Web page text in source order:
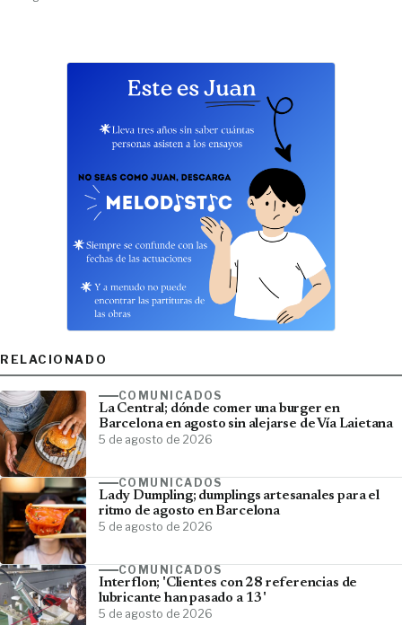
RELACIONADO
COMUNICADOS
La Central; dónde comer una burger en
Barcelona en agosto sin alejarse de Vía Laietana
5 de agosto de 2026
COMUNICADOS
Lady Dumpling; dumplings artesanales para el
ritmo de agosto en Barcelona
5 de agosto de 2026
COMUNICADOS
Interflon; 'Clientes con 28 referencias de
lubricante han pasado a 13'
5 de agosto de 2026